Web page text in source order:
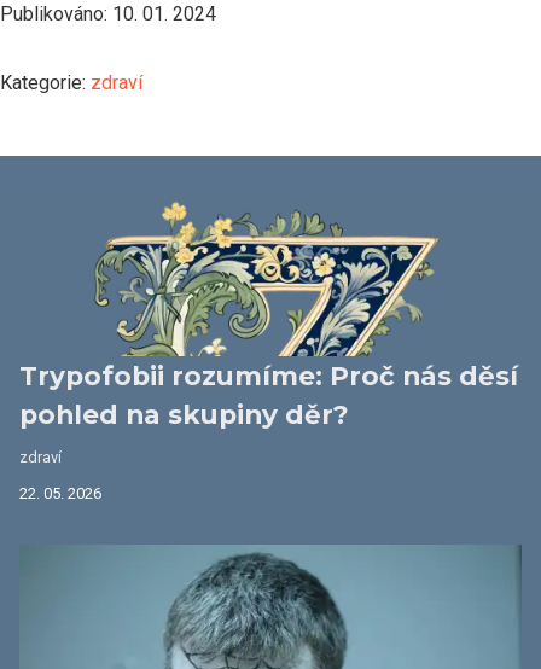
Publikováno: 10. 01. 2024
Kategorie: zdraví
Trypofobii rozumíme: Proč nás děsí
pohled na skupiny děr?
zdraví
22. 05. 2026